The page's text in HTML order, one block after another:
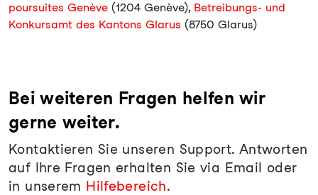
poursuites Genève (1204 Genève), Betreibungs- und
Konkursamt des Kantons Glarus (8750 Glarus)
Bei weiteren Fragen helfen wir
gerne weiter.
Kontaktieren Sie unseren Support. Antworten
auf Ihre Fragen erhalten Sie via Email oder
in unserem Hilfebereich.